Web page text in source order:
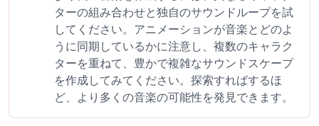
ターの組み合わせと独自のサウンドループを試
してください。アニメーションが音楽とどのよ
うに同期しているかに注意し、複数のキャラク
ターを重ねて、豊かで複雑なサウンドスケープ
を作成してみてください。探索すればするほ
ど、より多くの音楽の可能性を発見できます。